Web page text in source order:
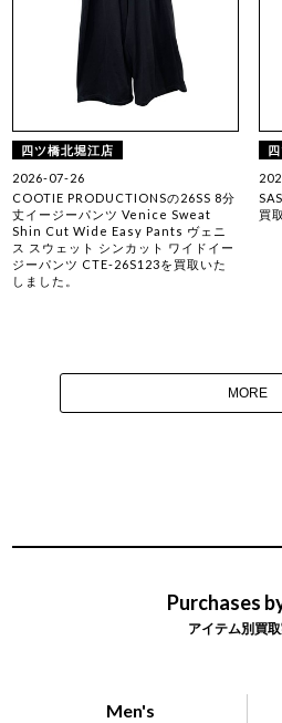
四ツ橋北堀江店
2026-07-26
COOTIE PRODUCTIONSの26SS 8分
丈イージーパンツ Venice Sweat
Shin Cut Wide Easy Pants ヴェニ
ス スウェット シンカット ワイドイー
ジーパンツ CTE-26S123を買取いた
しました。
買
MORE
Purchases
アイテム別買
Men's